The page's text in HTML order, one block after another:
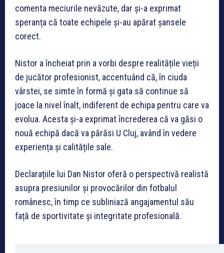
comenta meciurile nevăzute, dar și-a exprimat
speranța că toate echipele și-au apărat șansele
corect.
Nistor a încheiat prin a vorbi despre realitățile vieții
de jucător profesionist, accentuând că, în ciuda
vârstei, se simte în formă și gata să continue să
joace la nivel înalt, indiferent de echipa pentru care va
evolua. Acesta și-a exprimat încrederea că va găsi o
nouă echipă dacă va părăsi U Cluj, având în vedere
experiența și calitățile sale.
Declarațiile lui Dan Nistor oferă o perspectivă realistă
asupra presiunilor și provocărilor din fotbalul
românesc, în timp ce subliniază angajamentul său
față de sportivitate și integritate profesională.